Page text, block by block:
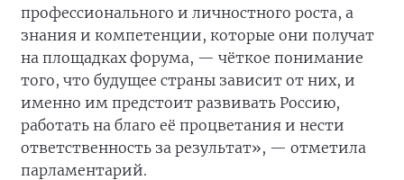
профессионального и личностного роста, а
знания и компетенции, которые они получат
на площадках форума, — чёткое понимание
того, что будущее страны зависит от них, и
именно им предстоит развивать Россию,
работать на благо её процветания и нести
ответственность за результат», — отметила
парламентарий.